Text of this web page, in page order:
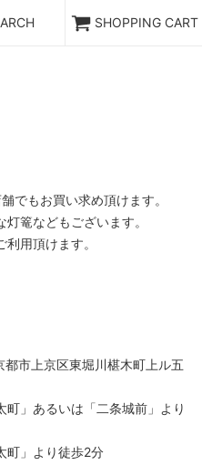
SHOPPING CART
でもお買い求め頂けます。
篭などもございます。
用頂けます。
上京区東堀川椹木町上ル五
るいは「二条城前」より
より徒歩2分